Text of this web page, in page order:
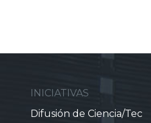
INICIATIVAS
Difusión de Ciencia/Tec